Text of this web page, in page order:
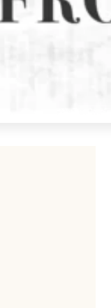
via: